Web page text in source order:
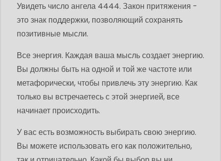
Увидеть число ангела 4444. Закон притяжения -
это знак поддержки, позволяющий сохранять
позитивные мысли.
Все энергия. Каждая ваша мысль создает энергию.
Вы должны быть на одной и той же частоте или
метафорически, чтобы привлечь эту энергию. Как
только вы встречаетесь с этой энергией, все
начинает происходить.
У вас есть возможность выбирать свою энергию.
Вы можете использовать его как положительно,